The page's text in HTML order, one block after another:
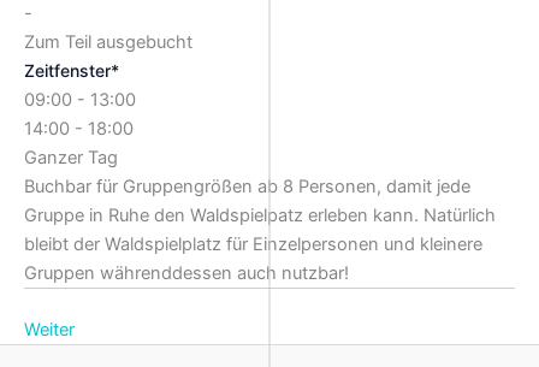
-
Zum Teil ausgebucht
Zeitfenster*
09:00 - 13:00
14:00 - 18:00
Ganzer Tag
Buchbar für Gruppengrößen ab 8 Personen, damit jede
Gruppe in Ruhe den Waldspielpatz erleben kann. Natürlich
bleibt der Waldspielplatz für Einzelpersonen und kleinere
Gruppen währenddessen auch nutzbar!
Weiter